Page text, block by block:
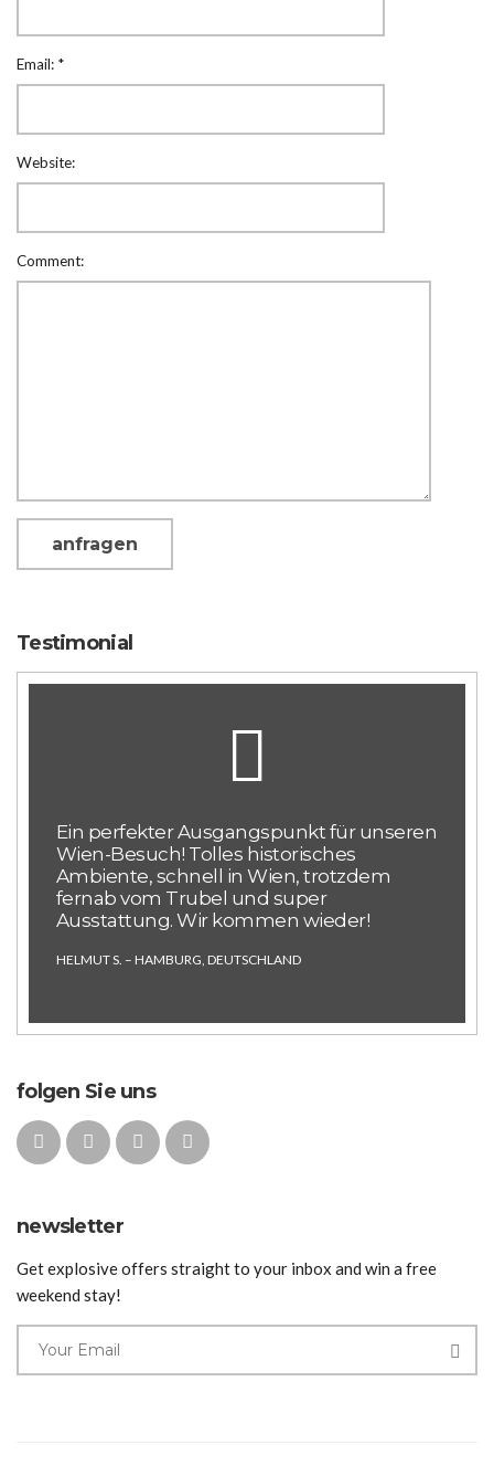
Email: *
Website:
Comment:
Testimonial
Ein perfekter Ausgangspunkt für unseren
Wien-Besuch! Tolles historisches
Ambiente, schnell in Wien, trotzdem
fernab vom Trubel und super
Ausstattung. Wir kommen wieder!
HELMUT S. – HAMBURG, DEUTSCHLAND
folgen Sie uns
newsletter
Get explosive offers straight to your inbox and win a free
weekend stay!